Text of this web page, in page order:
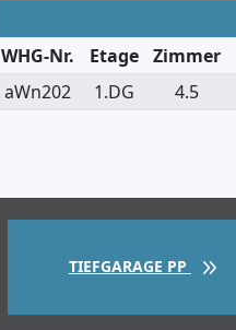
WHG-Nr.
Etage Zimmer
aWn202
1.DG 4.5
TIEFGARAGE PP